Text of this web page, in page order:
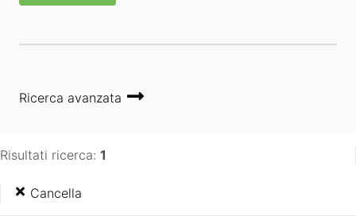
Ricerca avanzata
Risultati ricerca: 1
Cancella